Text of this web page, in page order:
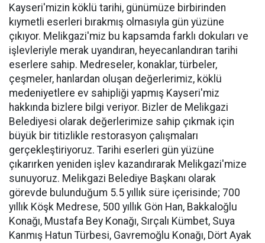
Kayseri'mizin köklü tarihi, günümüze birbirinden
kıymetli eserleri bırakmış olmasıyla gün yüzüne
çıkıyor. Melikgazi'miz bu kapsamda farklı dokuları ve
işlevleriyle merak uyandıran, heyecanlandıran tarihi
eserlere sahip. Medreseler, konaklar, türbeler,
çeşmeler, hanlardan oluşan değerlerimiz, köklü
medeniyetlere ev sahipliği yapmış Kayseri'miz
hakkında bizlere bilgi veriyor. Bizler de Melikgazi
Belediyesi olarak değerlerimize sahip çıkmak için
büyük bir titizlikle restorasyon çalışmaları
gerçekleştiriyoruz. Tarihi eserleri gün yüzüne
çıkarırken yeniden işlev kazandırarak Melikgazi'mize
sunuyoruz. Melikgazi Belediye Başkanı olarak
görevde bulunduğum 5.5 yıllık süre içerisinde; 700
yıllık Köşk Medrese, 500 yıllık Gön Han, Bakkaloğlu
Konağı, Mustafa Bey Konağı, Sırçalı Kümbet, Suya
Kanmış Hatun Türbesi, Gavremoğlu Konağı, Dört Ayak